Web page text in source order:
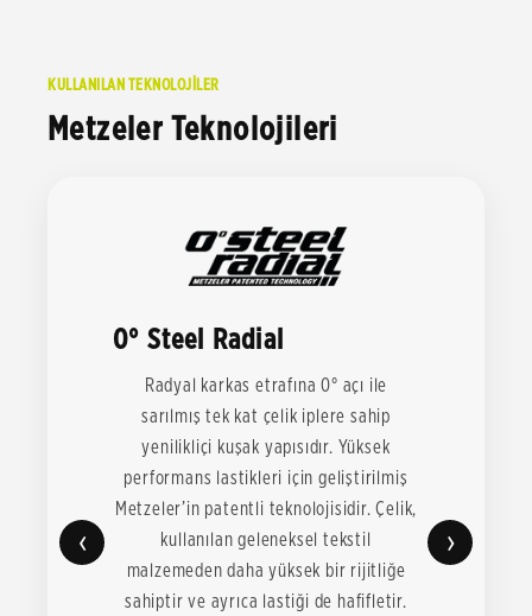
KULLANILAN TEKNOLOJİLER
Metzeler Teknolojileri
‹
0° Steel Radial
Radyal karkas etrafına 0° açı ile
sarılmış tek kat çelik iplere sahip
yenilikliçi kuşak yapısıdır. Yüksek
performans lastikleri için geliştirilmiş
Metzeler’in patentli teknolojisidir. Çelik,
kullanılan geleneksel tekstil
malzemeden daha yüksek bir rijitliğe
sahiptir ve ayrıca lastiği de hafifletir.
›